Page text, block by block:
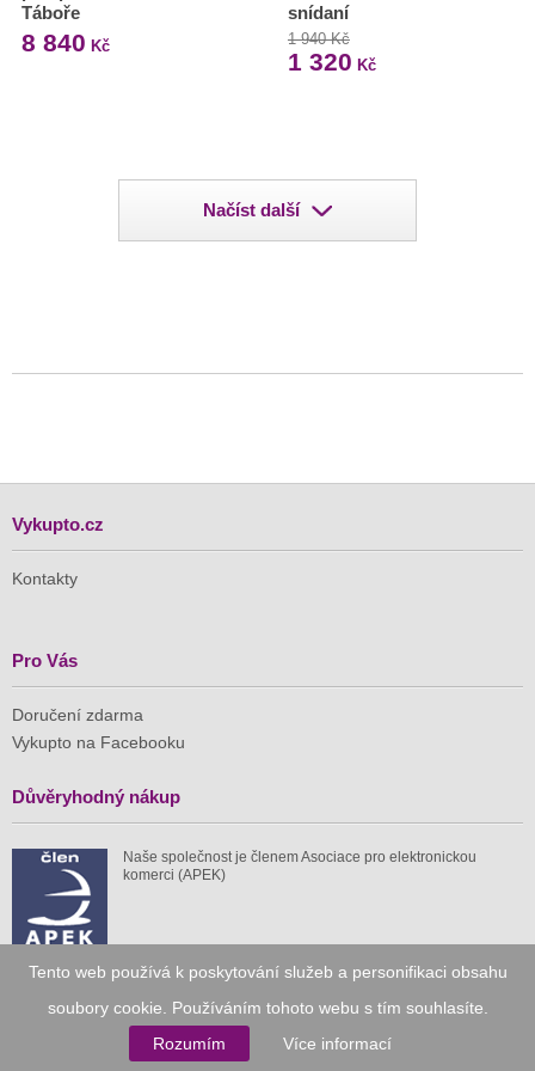
Tento web používá k poskytování služeb a personifikaci obsahu
soubory cookie. Používáním tohoto webu s tím souhlasíte.
Rozumím
Více informací
Táboře
8 840 Kč
snídaní
1 940 Kč
1 320 Kč
Načíst další
Vykupto.cz
Kontakty
Pro Vás
Doručení zdarma
Vykupto na Facebooku
Důvěryhodný nákup
Naše společnost je členem Asociace pro elektronickou
komerci (APEK)
Již od roku 2010